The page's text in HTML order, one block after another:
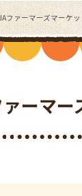
ファーマーズマーケ
ーマ